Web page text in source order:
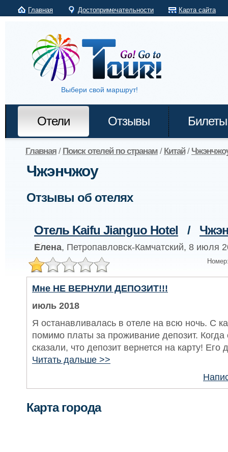
Главная Достопримечательности Карта сайта
Выбери свой маршрут!
Отели Отзывы Билеты
Главная / Поиск отелей по странам / Китай/
Чжэнчжоу
Отзывы об отелях
Отель Kaifu Jianguo Hotel /
Елена, Петропавловск-Камчатский, 8 июля
Мне НЕ ВЕРНУЛИ ДЕПОЗИТ!!!
июль 2018
Я останавливалась в отеле на всю ночь. С
помимо платы за проживание депозит.
сказали, что депозит вернется на карту! Его
Читать дальше >>
Карта города